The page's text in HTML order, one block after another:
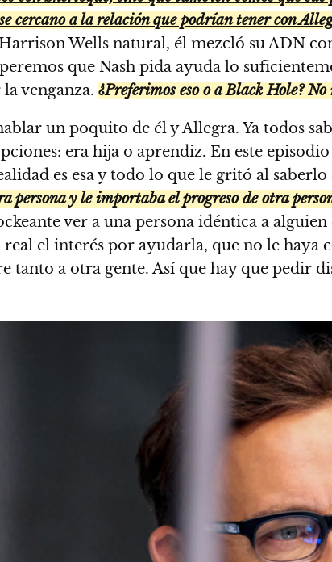
cercano a la relación que podrían tener con
Wells natural, él mezcló su ADN
que Nash pida ayuda lo
venganza. ¿Preferimos eso o a Black Hole?
un poquito de él y Allegra. Ya todos
era hija o aprendiz. En este
es esa y todo lo que le gritó al
persona y le importaba el progreso de otra
ver a una persona idéntica a
el interés por ayudarla, que no le
tanto a otra gente. Así que hay que pedir